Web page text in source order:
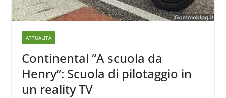
ATTUALITÀ
Continental “A scuola da
Henry”: Scuola di pilotaggio in
un reality TV